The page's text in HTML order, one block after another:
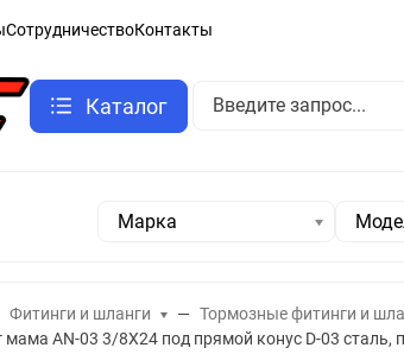
СотрудничествоКонтакты
Каталог
Марка
Фитинги и шланги Тормозные фитинги и
мама AN-03 3/8X24 под прямой конус D-03 сталь,